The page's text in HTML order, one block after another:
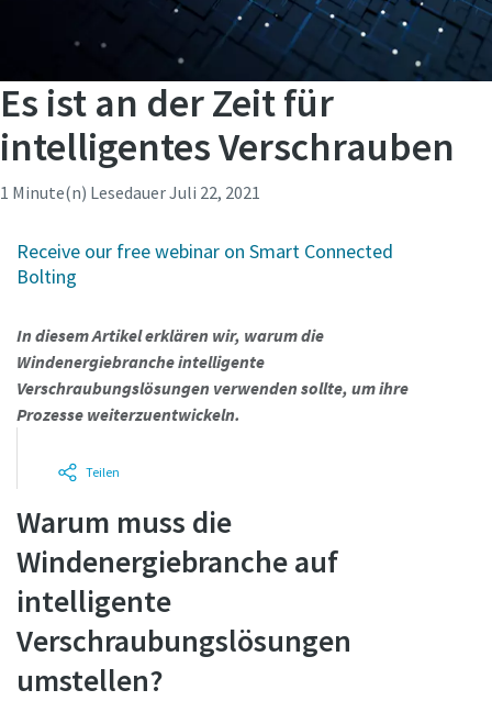
Zeit für eine Kalibrierung oder
Werkzeugprüfung?
Sichern Sie Ihre Qualität und reduzieren Sie Fehler durch
Werkzeugkalibrierung und akkreditierte
Qualitätssicherungskalibrierung.​
Es ist an der Zeit für
intelligentes Verschrauben
1 Minute(n) LesedauerJuli 22, 2021
Receive our free webinar on Smart Connected
Bolting
In diesem Artikel erklären wir, warum die
Windenergiebranche intelligente
Verschraubungslösungen verwenden sollte, um ihre
Prozesse weiterzuentwickeln.
Teilen
Warum muss die
Windenergiebranche auf
intelligente
Verschraubungslösungen
umstellen?